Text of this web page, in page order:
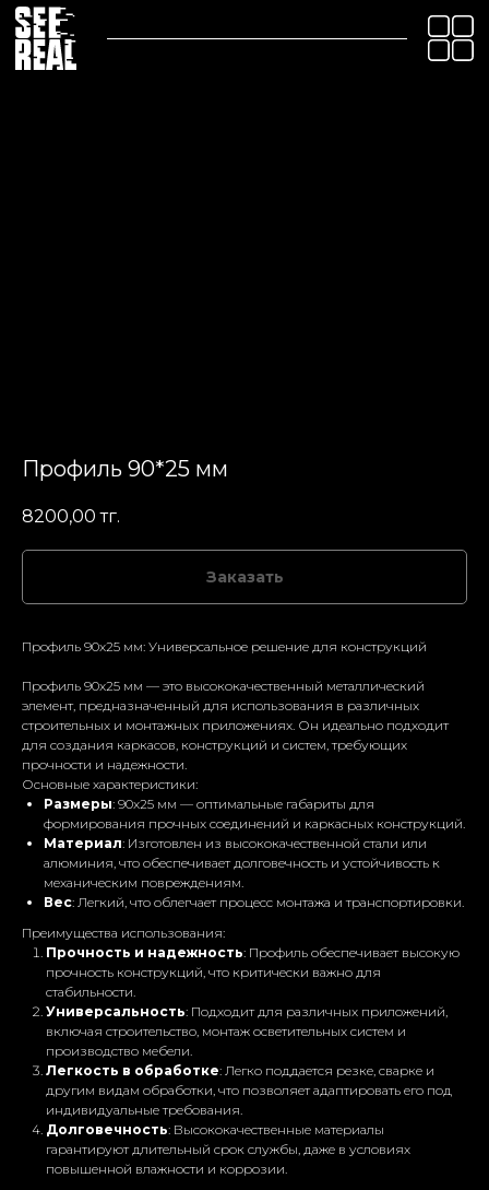
Профиль 90*25 мм
8200,00 тг.
Заказать
Профиль 90x25 мм: Универсальное решение для конструкций
Профиль 90x25 мм — это высококачественный металлический
элемент, предназначенный для использования в различных
строительных и монтажных приложениях. Он идеально подходит
для создания каркасов, конструкций и систем, требующих
прочности и надежности.
Основные характеристики:
Размеры: 90x25 мм — оптимальные габариты для
формирования прочных соединений и каркасных конструкций.
Материал: Изготовлен из высококачественной стали или
алюминия, что обеспечивает долговечность и устойчивость к
механическим повреждениям.
Вес: Легкий, что облегчает процесс монтажа и транспортировки.
Преимущества использования:
Прочность и надежность: Профиль обеспечивает высокую
прочность конструкций, что критически важно для
стабильности.
Универсальность: Подходит для различных приложений,
включая строительство, монтаж осветительных систем и
производство мебели.
Легкость в обработке: Легко поддается резке, сварке и
другим видам обработки, что позволяет адаптировать его под
индивидуальные требования.
Долговечность: Высококачественные материалы
гарантируют длительный срок службы, даже в условиях
повышенной влажности и коррозии.